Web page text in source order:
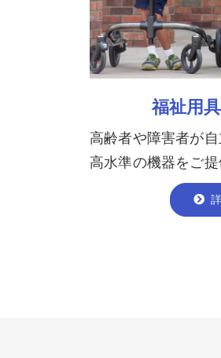
福祉用
高齢者や障害者が
高水準の機器をご提